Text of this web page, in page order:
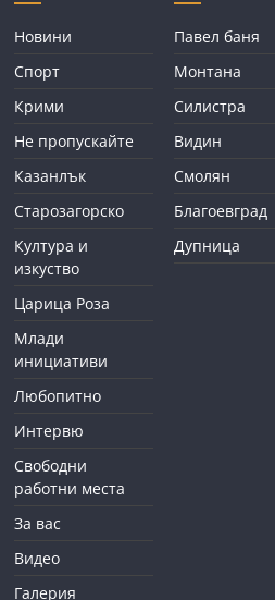
Новини
Спорт
Крими
Не пропускайте
Казанлък
Старозагорско
Култура и
изкуство
Царица Роза
Млади
инициативи
Любопитно
Интервю
Свободни
работни места
За вас
Видео
Галерия
Павел баня
Монтана
Силистра
Видин
Смолян
Благоевград
Дупница